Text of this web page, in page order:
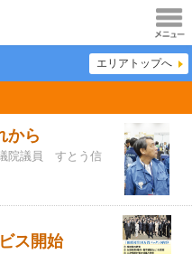
メニュ
ー
エリアトップへ
から
院議員 すとう信
ス開始